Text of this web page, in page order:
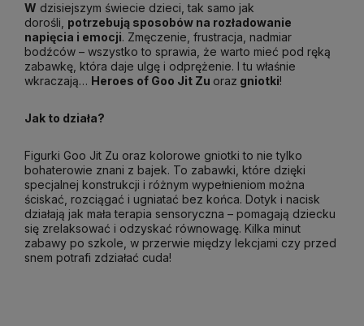
W dzisiejszym świecie dzieci, tak samo jak
dorośli, potrzebują sposobów na rozładowanie
napięcia i emocji. Zmęczenie, frustracja, nadmiar
bodźców – wszystko to sprawia, że warto mieć pod ręką
zabawkę, która daje ulgę i odprężenie. I tu właśnie
wkraczają… Heroes of Goo Jit Zu oraz gniotki!
Jak to działa?
Figurki Goo Jit Zu oraz kolorowe gniotki to nie tylko
bohaterowie znani z bajek. To zabawki, które dzięki
specjalnej konstrukcji i różnym wypełnieniom można
ściskać, rozciągać i ugniatać bez końca. Dotyk i nacisk
działają jak mała terapia sensoryczna – pomagają dziecku
się zrelaksować i odzyskać równowagę. Kilka minut
zabawy po szkole, w przerwie między lekcjami czy przed
snem potrafi zdziałać cuda!